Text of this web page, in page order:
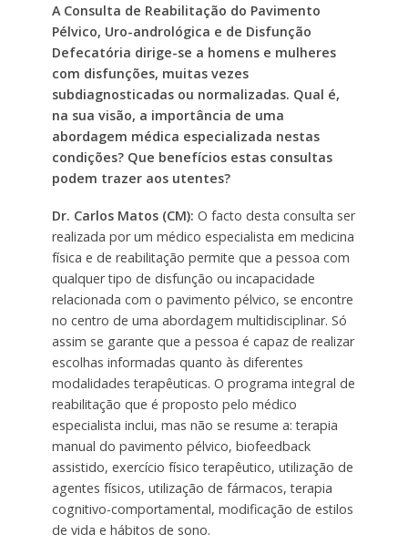
A Consulta de Reabilitação do Pavimento
Pélvico, Uro-andrológica e de Disfunção
Defecatória dirige-se a homens e mulheres
com disfunções, muitas vezes
subdiagnosticadas ou normalizadas. Qual é,
na sua visão, a importância de uma
abordagem médica especializada nestas
condições? Que benefícios estas consultas
podem trazer aos utentes?
Dr. Carlos Matos (CM): O facto desta consulta ser
realizada por um médico especialista em medicina
física e de reabilitação permite que a pessoa com
qualquer tipo de disfunção ou incapacidade
relacionada com o pavimento pélvico, se encontre
no centro de uma abordagem multidisciplinar. Só
assim se garante que a pessoa é capaz de realizar
escolhas informadas quanto às diferentes
modalidades terapêuticas. O programa integral de
reabilitação que é proposto pelo médico
especialista inclui, mas não se resume a: terapia
manual do pavimento pélvico, biofeedback
assistido, exercício físico terapêutico, utilização de
agentes físicos, utilização de fármacos, terapia
cognitivo-comportamental, modificação de estilos
de vida e hábitos de sono.